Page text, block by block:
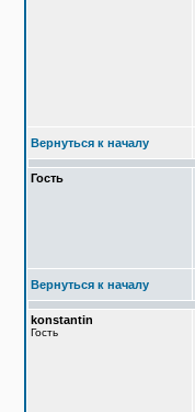
Вернуться к началу
Гость
Вернуться к началу
konstantin
Гость